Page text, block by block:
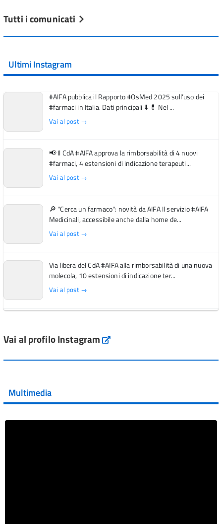
Tutti i comunicati
Ultimi Instagram
#AIFA pubblica il Rapporto #OsMed 2025 sull’uso dei
#farmaci in Italia. Dati principali ⬇️ 💊 Nel ...
Vai al post →
📢 Il CdA #AIFA approva la rimborsabilità di 4 nuovi
#farmaci, 4 estensioni di indicazione terapeuti...
Vai al post →
🔎 "Cerca un farmaco": novità da AIFA Il servizio #AIFA
Medicinali, accessibile anche dalla home de...
Vai al post →
Via libera del CdA #AIFA alla rimborsabilità di una nuova
molecola, 10 estensioni di indicazione ter...
Vai al post →
Vai al post →
Vai al post →
Vai al profilo Instagram Instagram
Multimedia